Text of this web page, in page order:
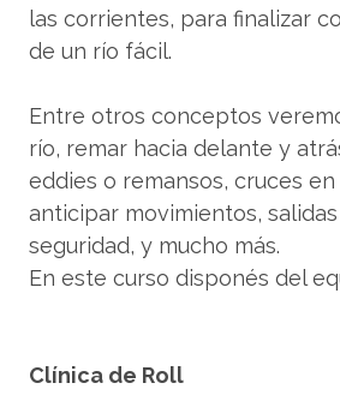
las corrientes, para finalizar
de un río fácil.
Entre otros conceptos
río, remar hacia delante y
eddies o remansos, cruces
anticipar movimientos,
seguridad, y mucho más.
En este curso disponés del
Clínica de Roll